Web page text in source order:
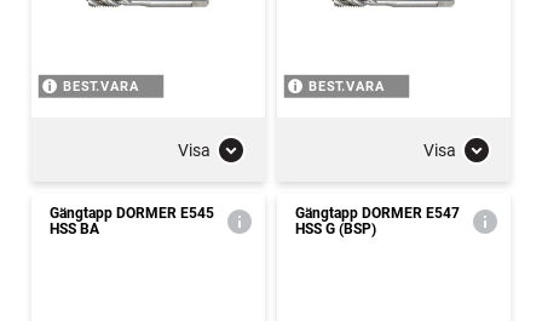
BEST.VARA
Visa
BEST.VARA
Visa
Gängtapp DORMER E545
HSS BA
Gängtapp DORMER E547
HSS G (BSP)